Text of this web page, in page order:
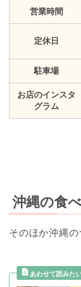
営業時間
定休日
駐車場
お店のインスタ
グラム
沖縄の食
そのほか沖縄の